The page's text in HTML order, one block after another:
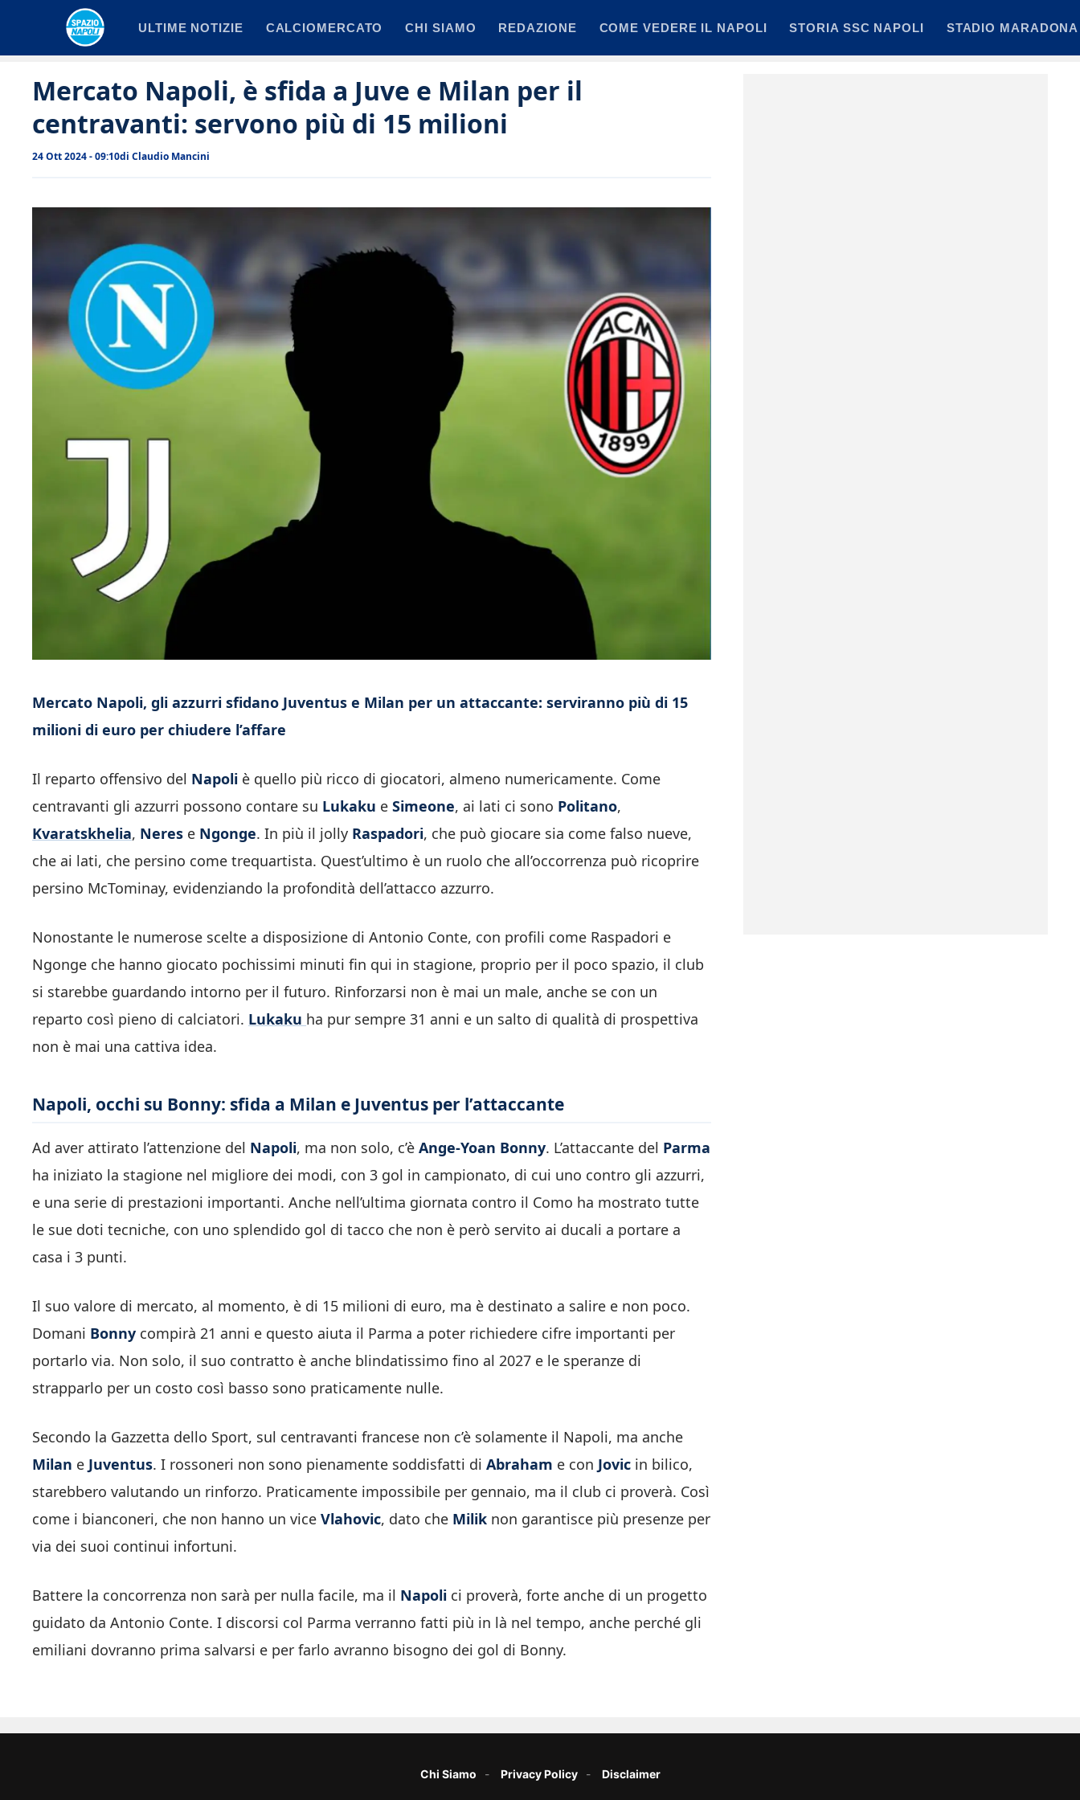
ULTIME NOTIZIE CALCIOMERCATO CHI SIAMO REDAZIONE COME VEDERE IL NAPOLI STORIA SSC NAPOLI STADIO MARADONA
Mercato Napoli, è sfida a Juve e Milan per il
centravanti: servono più di 15 milioni
24 Ott 2024 - 09:10di Claudio Mancini
Mercato Napoli, gli azzurri sfidano Juventus e Milan per un attaccante: serviranno più di 15
milioni di euro per chiudere l’affare
Il reparto offensivo del Napoli è quello più ricco di giocatori, almeno numericamente. Come
centravanti gli azzurri possono contare su Lukaku e Simeone, ai lati ci sono Politano,
Kvaratskhelia, Neres e Ngonge. In più il jolly Raspadori, che può giocare sia come falso nueve,
che ai lati, che persino come trequartista. Quest’ultimo è un ruolo che all’occorrenza può ricoprire
persino McTominay, evidenziando la profondità dell’attacco azzurro.
Nonostante le numerose scelte a disposizione di Antonio Conte, con profili come Raspadori e
Ngonge che hanno giocato pochissimi minuti fin qui in stagione, proprio per il poco spazio, il club
si starebbe guardando intorno per il futuro. Rinforzarsi non è mai un male, anche se con un
reparto così pieno di calciatori. Lukaku ha pur sempre 31 anni e un salto di qualità di prospettiva
non è mai una cattiva idea.
Napoli, occhi su Bonny: sfida a Milan e Juventus per l’attaccante
Ad aver attirato l’attenzione del Napoli, ma non solo, c’è Ange-Yoan Bonny. L’attaccante del Parma
ha iniziato la stagione nel migliore dei modi, con 3 gol in campionato, di cui uno contro gli azzurri,
e una serie di prestazioni importanti. Anche nell’ultima giornata contro il Como ha mostrato tutte
le sue doti tecniche, con uno splendido gol di tacco che non è però servito ai ducali a portare a
casa i 3 punti.
Il suo valore di mercato, al momento, è di 15 milioni di euro, ma è destinato a salire e non poco.
Domani Bonny compirà 21 anni e questo aiuta il Parma a poter richiedere cifre importanti per
portarlo via. Non solo, il suo contratto è anche blindatissimo fino al 2027 e le speranze di
strapparlo per un costo così basso sono praticamente nulle.
Secondo la Gazzetta dello Sport, sul centravanti francese non c’è solamente il Napoli, ma anche
Milan e Juventus. I rossoneri non sono pienamente soddisfatti di Abraham e con Jovic in bilico,
starebbero valutando un rinforzo. Praticamente impossibile per gennaio, ma il club ci proverà. Così
come i bianconeri, che non hanno un vice Vlahovic, dato che Milik non garantisce più presenze per
via dei suoi continui infortuni.
Battere la concorrenza non sarà per nulla facile, ma il Napoli ci proverà, forte anche di un progetto
guidato da Antonio Conte. I discorsi col Parma verranno fatti più in là nel tempo, anche perché gli
emiliani dovranno prima salvarsi e per farlo avranno bisogno dei gol di Bonny.
Chi Siamo Privacy Policy Disclaimer